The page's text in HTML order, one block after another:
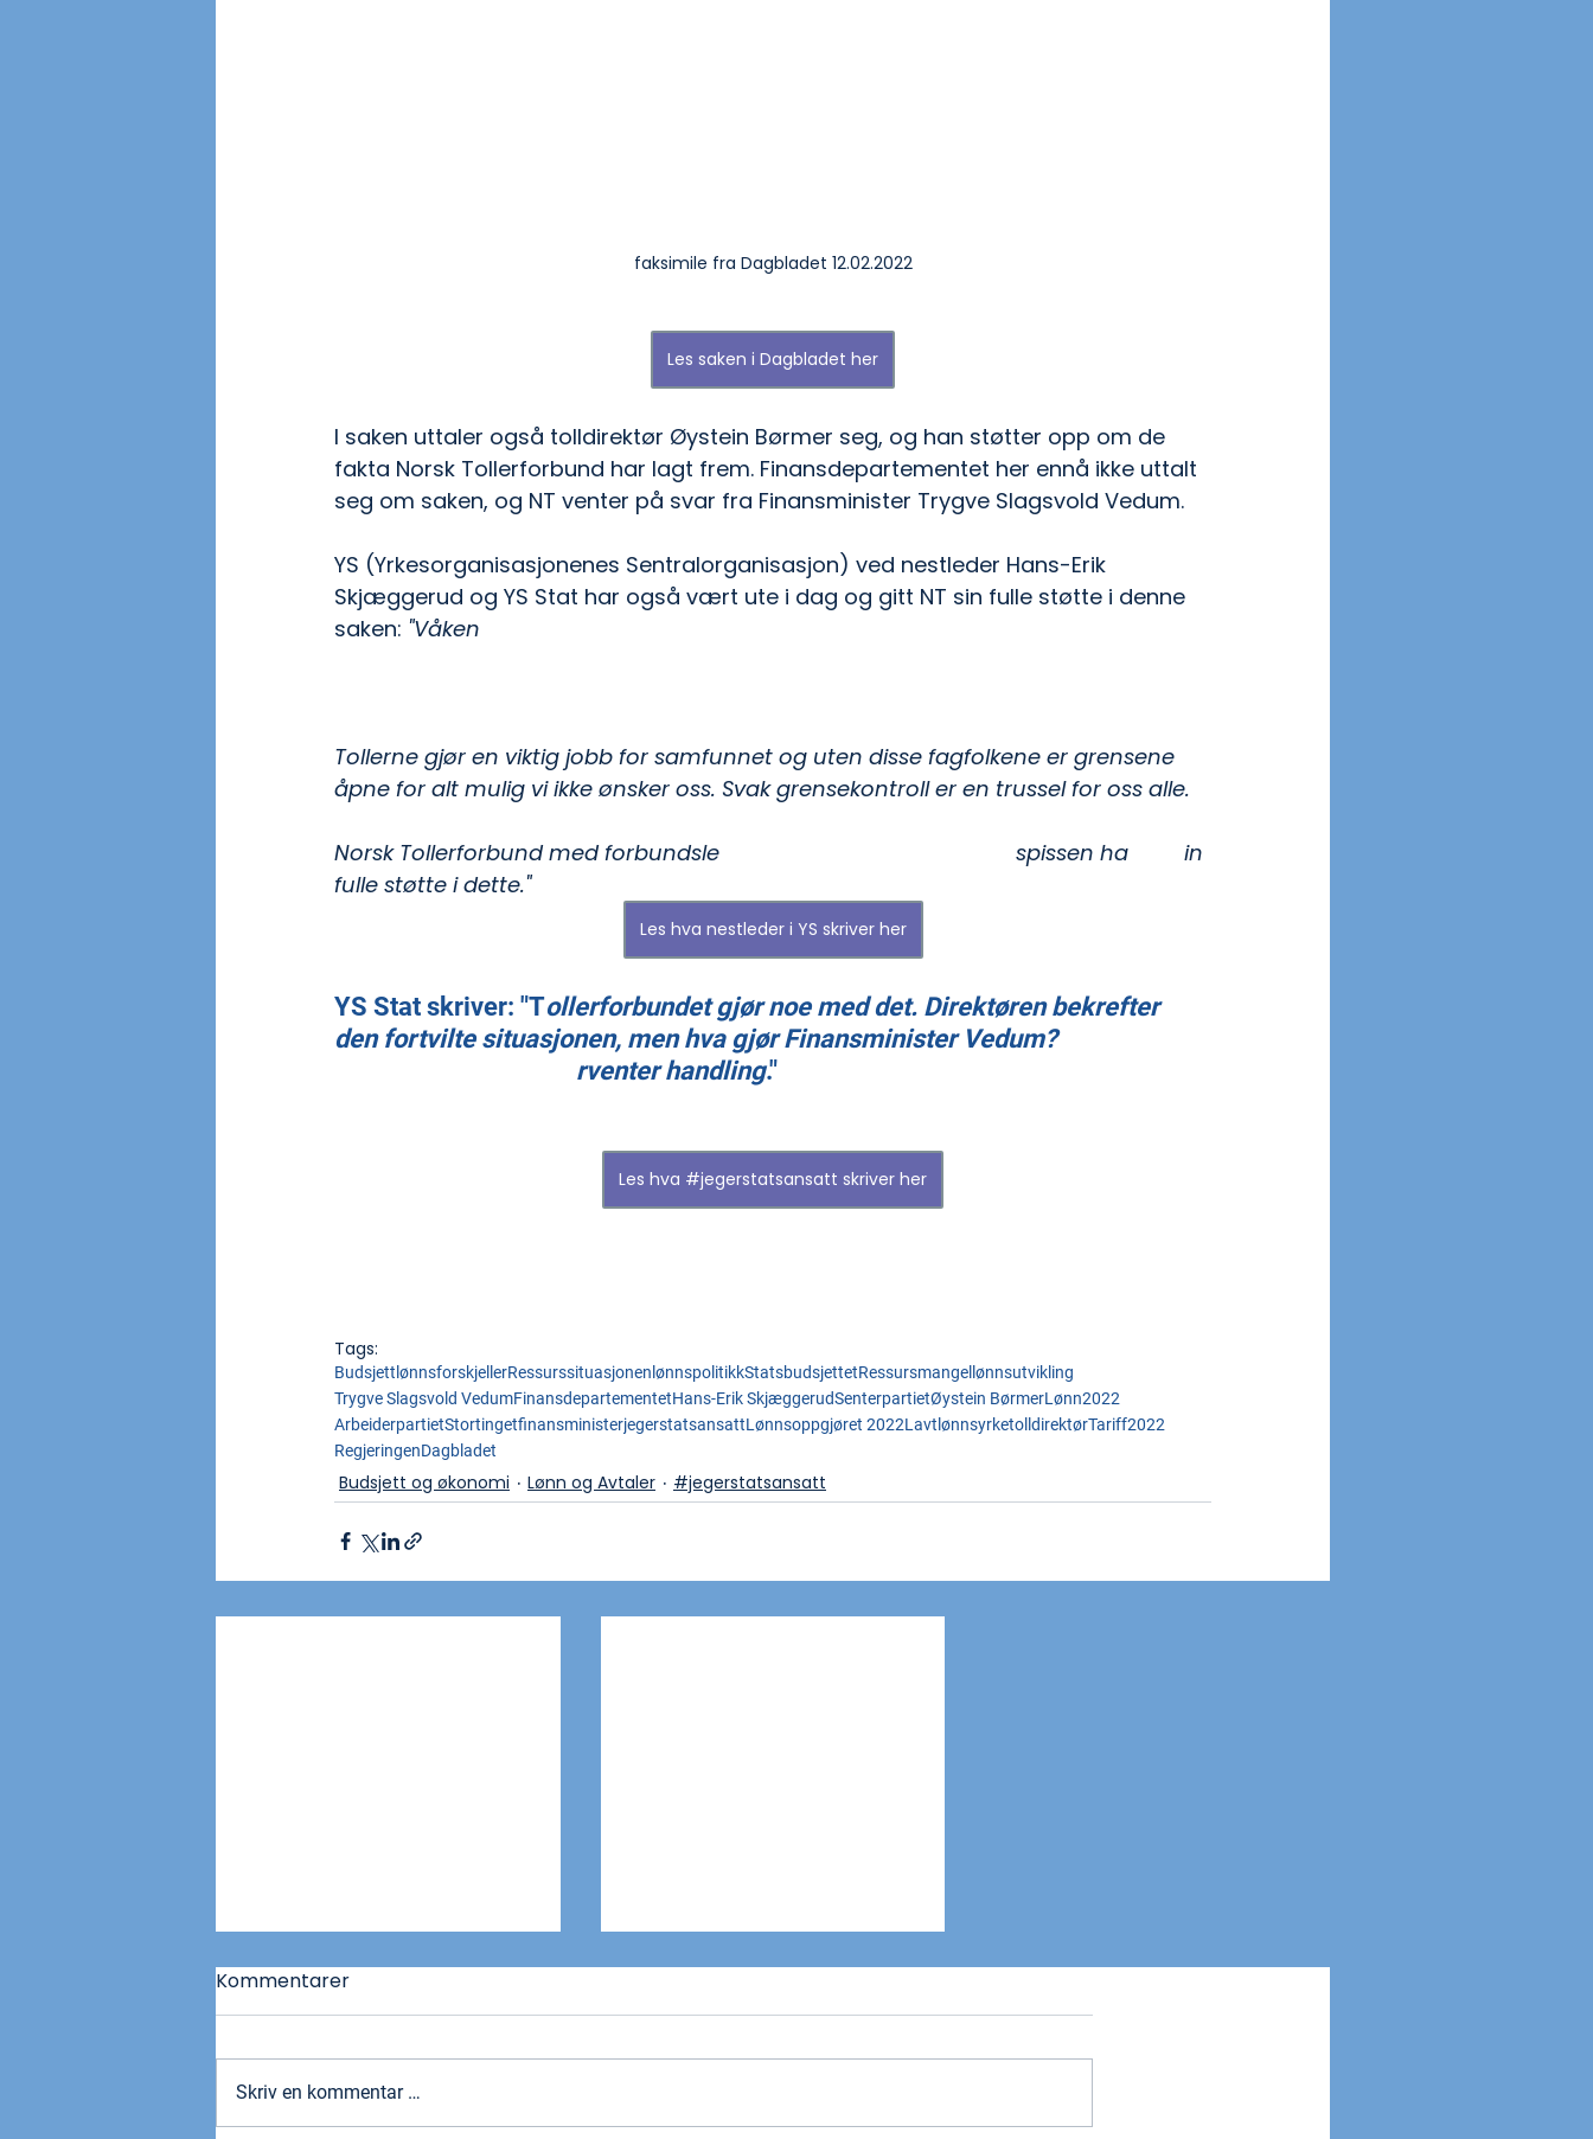
faksimile fra Dagbladet 12.02.2022
Les saken i Dagbladet her
I saken uttaler også tolldirektør Øystein Børmer seg, og han støtter opp om de
fakta Norsk Tollerforbund har lagt frem. Finansdepartementet her ennå ikke uttalt
seg om saken, og NT venter på svar fra Finansminister Trygve Slagsvold Vedum.
YS (Yrkesorganisasjonenes Sentralorganisasjon) ved nestleder Hans-Erik
Skjæggerud og YS Stat har også vært ute i dag og gitt NT sin fulle støtte i denne
saken: "Våken
Tollerne gjør en viktig jobb for samfunnet og uten disse fagfolkene er grensene
åpne for alt mulig vi ikke ønsker oss. Svak grensekontroll er en trussel for oss alle.
Norsk Tollerforbund med forbundsle spissen ha
in
fulle støtte i dette."
Les hva nestleder i YS skriver her
YS Stat skriver: "Tollerforbundet gjør noe med det. Direktøren bekrefter
den fortvilte situasjonen, men hva gjør Finansminister Vedum?
rventer handling."
Les hva #jegerstatsansatt skriver her
Tags:
Budsjett lønnsforskjellerRessurssituasjonen lønnspolitikkStatsbudsjettetRessursmangel lønnsutvikling
Trygve Slagsvold VedumFinansdepartementetHans-Erik SkjæggerudSenterpartietØystein BørmerLønn2022
ArbeiderpartietStortingetfinansministerjegerstatsansattLønnsoppgjøret 2022LavtlønnsyrketolldirektørTariff2022
RegjeringenDagbladet
Budsjett og økonomi Lønn og Avtaler #jegerstatsansatt
Kommentarer
Skriv en kommentar …